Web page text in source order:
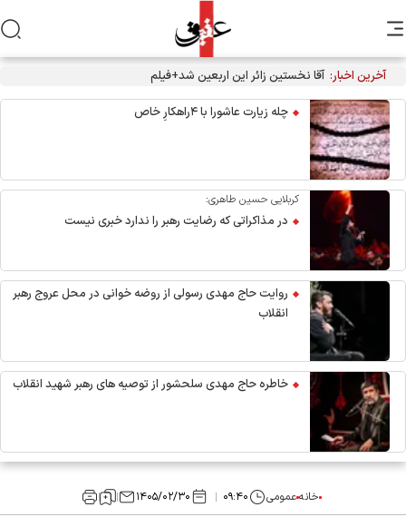
آخرین اخبار: آقا نخستین زائر این اربعین شد+فیلم
چله زیارت عاشورا با ۴راهکارِ خاص
کربلایی حسین طاهری:
در مذاکراتی که رضایت رهبر را ندارد خبری نیست
روایت حاج مهدی رسولی از روضه خوانی در محل عروج رهبر
انقلاب
خاطره حاج مهدی سلحشور از توصیه های رهبر شهید انقلاب
خانهعمومی ۰۹:۴۰ ۱۴۰۵/۰۲/۳۰